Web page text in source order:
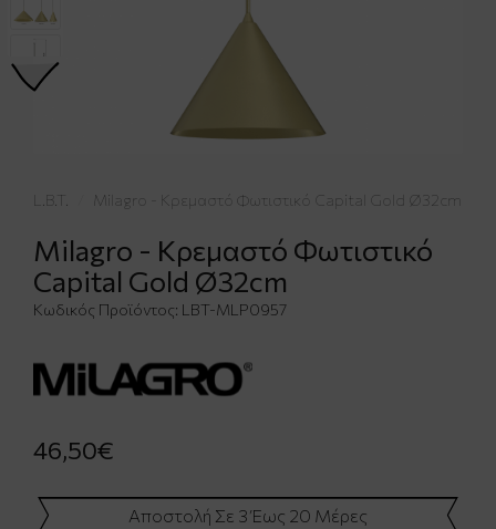
L.B.T. Milagro - Κρεμαστό Φωτιστικό Capital Gold Ø32cm
Milagro - Κρεμαστό Φωτιστικό
Capital Gold Ø32cm
Κωδικός Προϊόντος: LBT-MLP0957
46,50€
Αποστολή Σε 3 Έως 20 Μέρες